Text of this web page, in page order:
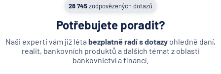
Pojistné plnění
Pojištění domácnosti
Doba nezbytného léčení
Dlouhodobé pojištění
Co se děje po nahlášení
podvodu v Air Bank
7.8.2026
28 745zodpovězených dotazů
Potřebujete poradit?
Naši experti vám již léta bezplatně radí s dotazy ohledně daní,
realit, bankovních produktů a dalších témat z oblasti
bankovnictví a financí.